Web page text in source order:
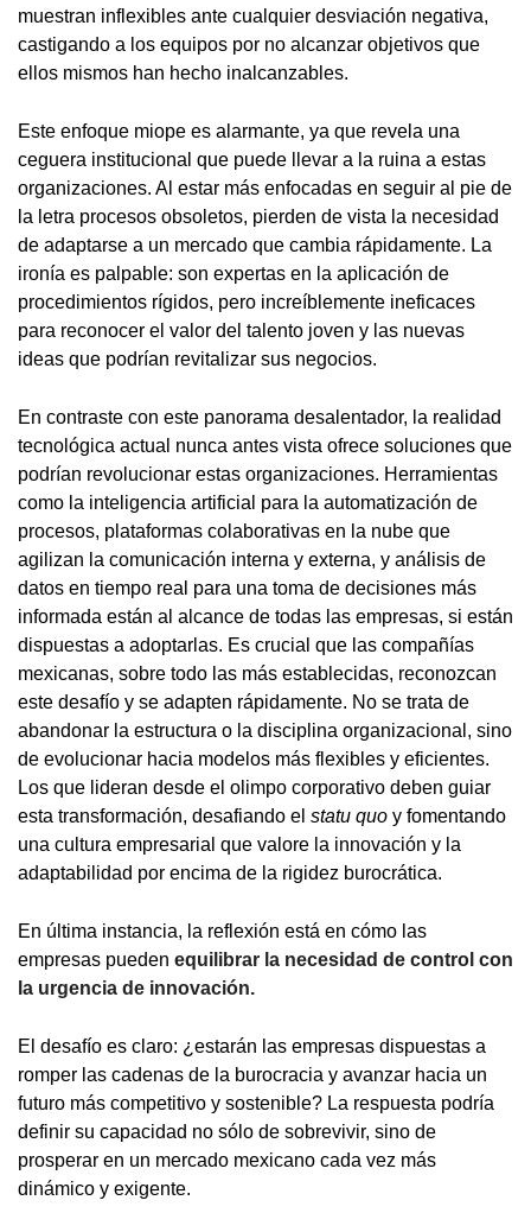
muestran inflexibles ante cualquier desviación negativa,
castigando a los equipos por no alcanzar objetivos que
ellos mismos han hecho inalcanzables.
Este enfoque miope es alarmante, ya que revela una
ceguera institucional que puede llevar a la ruina a estas
organizaciones. Al estar más enfocadas en seguir al pie de
la letra procesos obsoletos, pierden de vista la necesidad
de adaptarse a un mercado que cambia rápidamente. La
ironía es palpable: son expertas en la aplicación de
procedimientos rígidos, pero increíblemente ineficaces
para reconocer el valor del talento joven y las nuevas
ideas que podrían revitalizar sus negocios.
En contraste con este panorama desalentador, la realidad
tecnológica actual nunca antes vista ofrece soluciones que
podrían revolucionar estas organizaciones. Herramientas
como la inteligencia artificial para la automatización de
procesos, plataformas colaborativas en la nube que
agilizan la comunicación interna y externa, y análisis de
datos en tiempo real para una toma de decisiones más
informada están al alcance de todas las empresas, si están
dispuestas a adoptarlas. Es crucial que las compañías
mexicanas, sobre todo las más establecidas, reconozcan
este desafío y se adapten rápidamente. No se trata de
abandonar la estructura o la disciplina organizacional, sino
de evolucionar hacia modelos más flexibles y eficientes.
Los que lideran desde el olimpo corporativo deben guiar
esta transformación, desafiando el statu quo y fomentando
una cultura empresarial que valore la innovación y la
adaptabilidad por encima de la rigidez burocrática.
En última instancia, la reflexión está en cómo las
empresas pueden equilibrar la necesidad de control con
la urgencia de innovación.
El desafío es claro: ¿estarán las empresas dispuestas a
romper las cadenas de la burocracia y avanzar hacia un
futuro más competitivo y sostenible? La respuesta podría
definir su capacidad no sólo de sobrevivir, sino de
prosperar en un mercado mexicano cada vez más
dinámico y exigente.